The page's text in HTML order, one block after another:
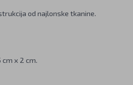
od najlonske tkanine.
cm x 2 cm.